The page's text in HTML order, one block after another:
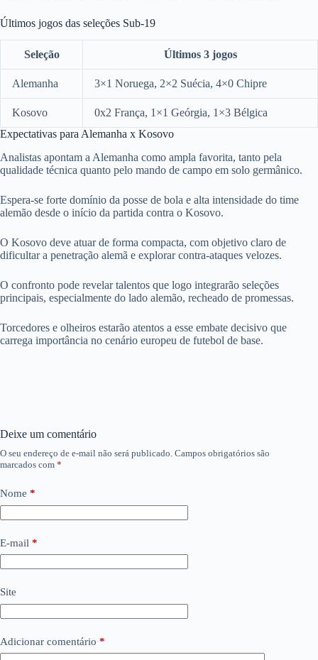
Últimos jogos das seleções Sub-19
Seleção Últimos 3 jogos
Alemanha 3×1 Noruega, 2×2 Suécia, 4×0 Chipre
Kosovo
0x2 França, 1×1 Geórgia, 1×3 Bélgica
Expectativas para Alemanha x Kosovo
Analistas apontam a Alemanha como ampla favorita, tanto pela
qualidade técnica quanto pelo mando de campo em solo germânico.
Espera-se forte domínio da posse de bola e alta intensidade do time
alemão desde o início da partida contra o Kosovo.
O Kosovo deve atuar de forma compacta, com objetivo claro de
dificultar a penetração alemã e explorar contra-ataques velozes.
O confronto pode revelar talentos que logo integrarão seleções
principais, especialmente do lado alemão, recheado de promessas.
Torcedores e olheiros estarão atentos a esse embate decisivo que
carrega importância no cenário europeu de futebol de base.
Deixe um comentário
O seu endereço de e-mail não será publicado. Campos obrigatórios são
marcados com *
Nome *
E-mail *
Site
Adicionar comentário *